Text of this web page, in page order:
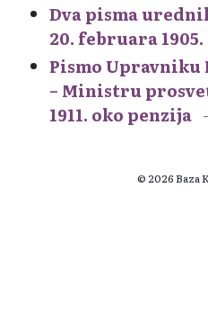
Dva pisma
20. februara 1905.
Pismo
– Ministru
1911. oko penzija
© 2026 Baza